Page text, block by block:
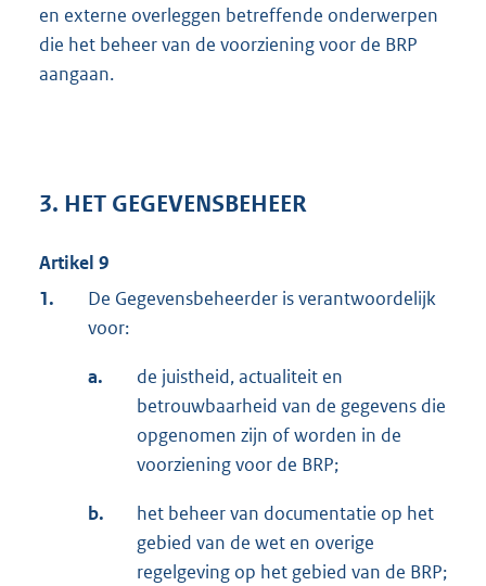
en externe overleggen betreffende onderwerpen
die het beheer van de voorziening voor de BRP
aangaan.
3. HET GEGEVENSBEHEER
Artikel 9
1.
De Gegevensbeheerder is verantwoordelijk
voor:
a.
de juistheid, actualiteit en
betrouwbaarheid van de gegevens die
opgenomen zijn of worden in de
voorziening voor de BRP;
b.
het beheer van documentatie op het
gebied van de wet en overige
regelgeving op het gebied van de BRP;